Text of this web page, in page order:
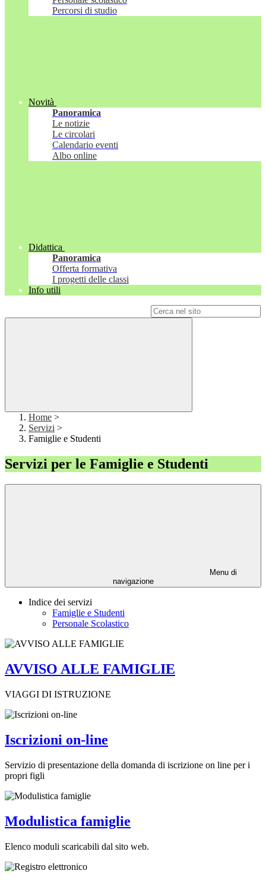
Percorsi di studio
Novità
Panoramica
Le notizie
Le circolari
Calendario eventi
Albo online
Didattica
Panoramica
Offerta formativa
I progetti delle classi
Info utili
Home >
Servizi >
Famiglie e Studenti
Servizi per le Famiglie e Studenti
Menu di
navigazione
Indice dei servizi
Famiglie e Studenti
Personale Scolastico
AVVISO ALLE FAMIGLIE
VIAGGI DI ISTRUZIONE
Iscrizioni on-line
Servizio di presentazione della domanda di iscrizione on line per i
propri figli
Modulistica famiglie
Elenco moduli scaricabili dal sito web.